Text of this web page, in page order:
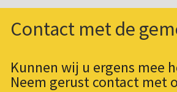
Contact met de
Kunnen wij u ergens mee
Neem gerust contact met